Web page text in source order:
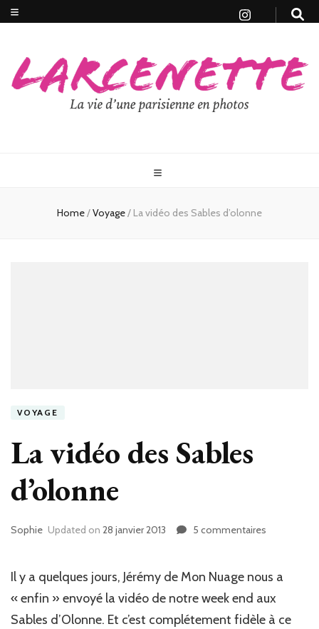
Home/Voyage/ La vidéo des Sables d’olonne
VOYAGE
La vidéo des Sables
d’olonne
Sophie Updated on 28 janvier 2013 5 commentaires
des
d’olonne
Il y a quelques jours, Jérémy de Mon Nuage nous a
« enfin » envoyé la vidéo de notre week end aux
Sables d’Olonne. Et c’est complétement fidèle à ce